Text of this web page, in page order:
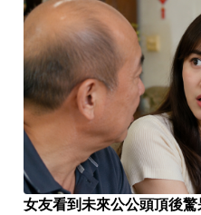
女友看到未來公公頭頂後